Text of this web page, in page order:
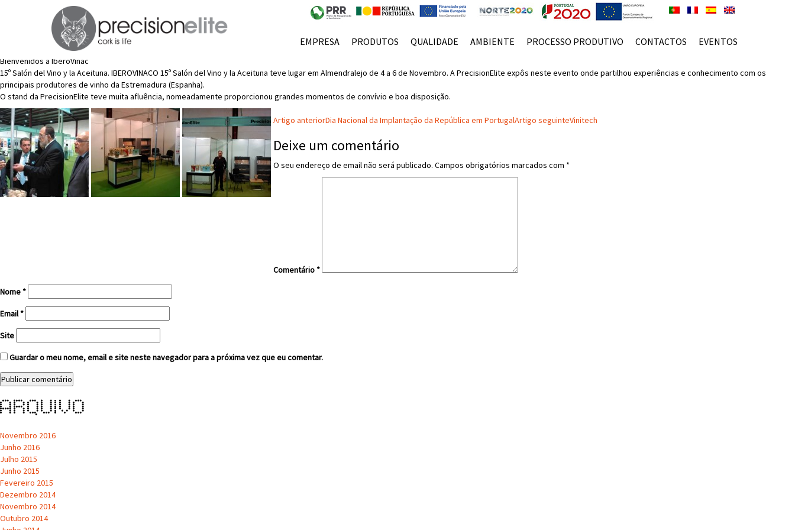
EMPRESA PRODUTOS QUALIDADE AMBIENTE PROCESSO PRODUTIVO CONTACTOS EVENTOS
IberoVinac
07 de November de 2014
Bienvenidos a IberoVinac
15º Salón del Vino y la Aceituna. IBEROVINACO 15º Salón del Vino y la Aceituna teve lugar em Almendralejo de 4 a 6 de Novembro. A PrecisionElite expôs neste evento onde partilhou experiências e conhecimento com os
principais produtores de vinho da Estremadura (Espanha).
O stand da PrecisionElite teve muita afluência, nomeadamente proporcionou grandes momentos de convívio e boa disposição.
Navegação
de
artigos
Artigo anteriorDia Nacional da Implantação da República em PortugalArtigo seguinteVinitech
Deixe um comentário
O seu endereço de email não será publicado. Campos obrigatórios marcados com *
Comentário*
Nome*
Email*
Site
Guardar o meu nome, email e site neste navegador para a próxima vez que eu comentar.
Arquivo
Novembro 2016
Junho 2016
Julho 2015
Junho 2015
Fevereiro 2015
Dezembro 2014
Novembro 2014
Outubro 2014